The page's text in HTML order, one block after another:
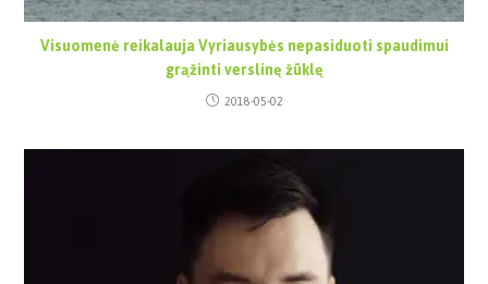
Visuomenė reikalauja Vyriausybės nepasiduoti spaudimui
grąžinti verslinę žūklę
2018-05-02